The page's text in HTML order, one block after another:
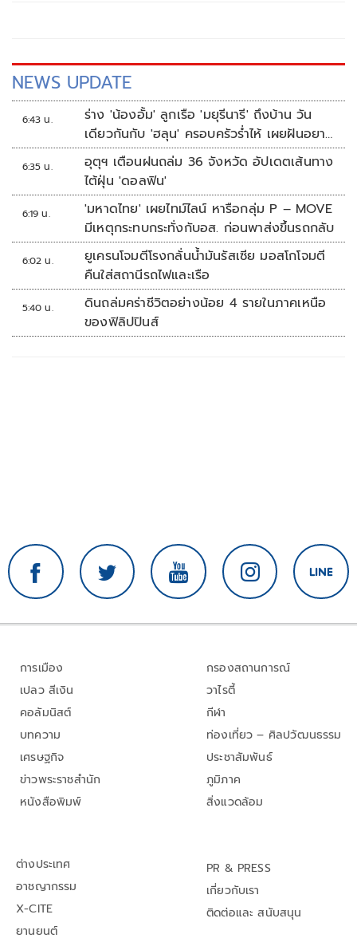
NEWS UPDATE
6:43 น.
ร่าง 'น้องอั้ม' ลูกเรือ 'มยุรีนารี' ถึงบ้าน วัน
เดียวกันกับ 'ฮลุน' ครอบครัวร่ำไห้ เผยฝันอยาก
เป็นทหารเรือ
6:35 น.
อุตุฯ เตือนฝนถล่ม 36 จังหวัด อัปเดตเส้นทาง
ไต้ฝุ่น 'ดอลฟิน'
6:19 น.
'มหาดไทย' เผยไทม์ไลน์ หารือกลุ่ม P – MOVE
มีเหตุกระทบกระทั่งกับอส. ก่อนพาส่งขึ้นรถกลับ
6:02 น.
ยูเครนโจมตีโรงกลั่นน้ำมันรัสเซีย มอสโกโจมตี
คืนใส่สถานีรถไฟและเรือ
5:40 น.
ดินถล่มคร่าชีวิตอย่างน้อย 4 รายในภาคเหนือ
ของฟิลิปปินส์
การเมือง
เปลว สีเงิน
คอลัมนิสต์
บทความ
เศรษฐกิจ
ข่าวพระราชสำนัก
หนังสือพิมพ์
กรองสถานการณ์
วาไรตี้
กีฬา
ท่องเที่ยว – ศิลปวัฒนธรรม
ประชาสัมพันธ์
ภูมิภาค
สิ่งแวดล้อม
ต่างประเทศ
อาชญากรรม
X-CITE
ยานยนต์
PR & PRESS
เกี่ยวกับเรา
ติดต่อและ สนับสนุน